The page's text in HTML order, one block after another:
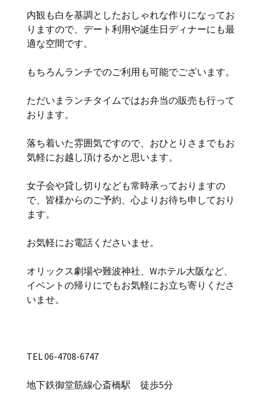
内観も白を基調としたおしゃれな作りになってお
りますので、デート利用や誕生日ディナーにも最
適な空間です。
もちろんランチでのご利用も可能でございます。
ただいまランチタイムではお弁当の販売も行って
おります。
落ち着いた雰囲気ですので、おひとりさまでもお
気軽にお越し頂けるかと思います。
女子会や貸し切りなども常時承っておりますの
で、皆様からのご予約、心よりお待ち申しており
ます。
お気軽にお電話くださいませ。
オリックス劇場や難波神社、Wホテル大阪など、
イベントの帰りにでもお気軽にお立ち寄りくださ
いませ。
TEL 06-4708-6747
地下鉄御堂筋線心斎橋駅 徒歩5分